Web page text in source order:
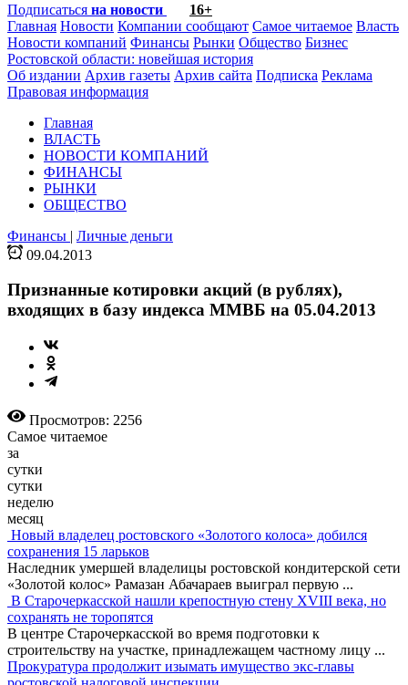
Подписаться на новости
16+
Главная Новости Компании сообщают Самое читаемое Власть
Новости компаний Финансы Рынки Общество Бизнес
Ростовской области: новейшая история
Об издании Архив газеты Архив сайта Подписка Реклама
Правовая информация
Главная
ВЛАСТЬ
НОВОСТИ КОМПАНИЙ
ФИНАНСЫ
РЫНКИ
ОБЩЕСТВО
Финансы | Личные деньги
09.04.2013
Признанные котировки акций (в рублях),
входящих в базу индекса ММВБ на 05.04.2013
Просмотров: 2256
Самое читаемое
за
сутки
сутки
неделю
месяц
Новый владелец ростовского «Золотого колоса» добился
сохранения 15 ларьков
Наследник умершей владелицы ростовской кондитерской сети
«Золотой колос» Рамазан Абачараев выиграл первую ...
В Старочеркасской нашли крепостную стену XVIII века, но
сохранять не торопятся
В центре Старочеркасской во время подготовки к
строительству на участке, принадлежащем частному лицу ...
Прокуратура продолжит изымать имущество экс-главы